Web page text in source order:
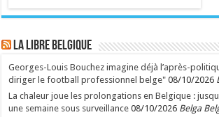
LA Libre Belgique
Georges-Louis Bouchez imagine déjà l’après-
diriger le football professionnel belge" 08/10/2026
La chaleur joue les prolongations en Belgique :
une semaine sous surveillance 08/10/2026 Belga